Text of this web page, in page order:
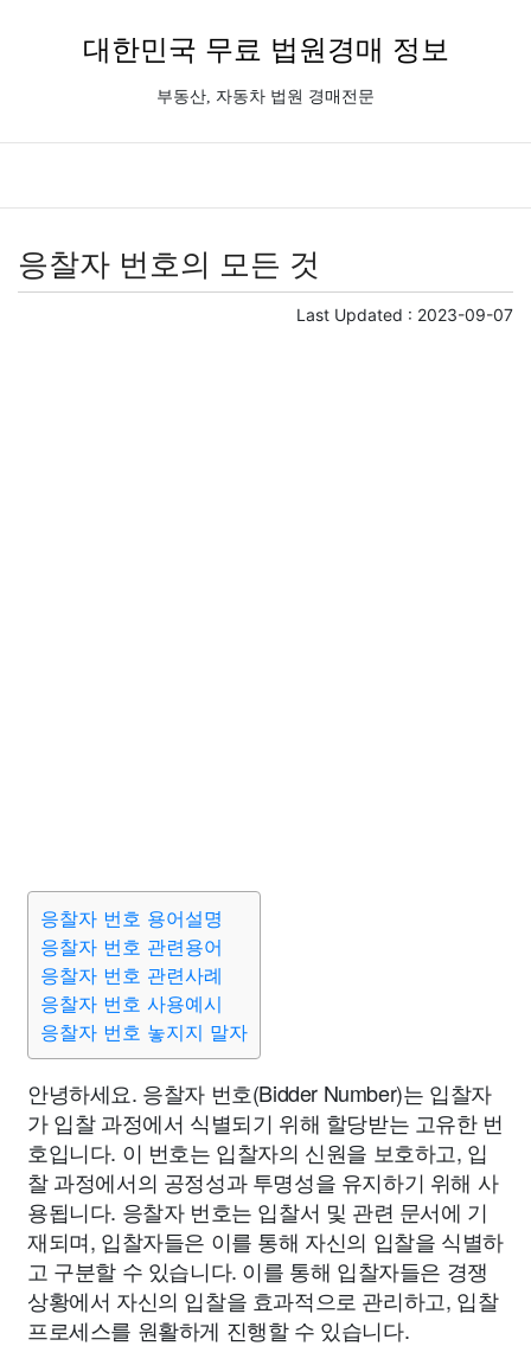
대한민국 무료 법원경매 정보
부동산, 자동차 법원 경매전문
응찰자 번호의 모든 것
Last Updated : 2023-09-07
응찰자 번호 용어설명
응찰자 번호 관련용어
응찰자 번호 관련사례
응찰자 번호 사용예시
응찰자 번호 놓지지 말자
안녕하세요. 응찰자 번호(Bidder Number)는 입찰자
가 입찰 과정에서 식별되기 위해 할당받는 고유한 번
호입니다. 이 번호는 입찰자의 신원을 보호하고, 입
찰 과정에서의 공정성과 투명성을 유지하기 위해 사
용됩니다. 응찰자 번호는 입찰서 및 관련 문서에 기
재되며, 입찰자들은 이를 통해 자신의 입찰을 식별하
고 구분할 수 있습니다. 이를 통해 입찰자들은 경쟁
상황에서 자신의 입찰을 효과적으로 관리하고, 입찰
프로세스를 원활하게 진행할 수 있습니다.